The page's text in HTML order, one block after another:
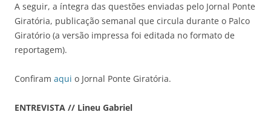
A seguir, a íntegra das questões enviadas pelo Jornal Ponte
Giratória, publicação semanal que circula durante o Palco
Giratório (a versão impressa foi editada no formato de
reportagem).
Confiram aqui o Jornal Ponte Giratória.
ENTREVISTA // Lineu Gabriel